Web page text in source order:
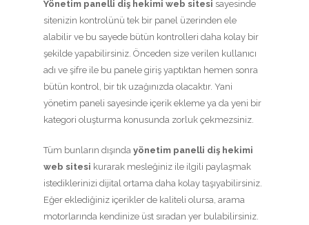
Yönetim panelli diş hekimi web sitesi sayesinde
sitenizin kontrolünü tek bir panel üzerinden ele
alabilir ve bu sayede bütün kontrolleri daha kolay bir
şekilde yapabilirsiniz. Önceden size verilen kullanıcı
adı ve şifre ile bu panele giriş yaptıktan hemen sonra
bütün kontrol, bir tık uzağınızda olacaktır. Yani
yönetim paneli sayesinde içerik ekleme ya da yeni bir
kategori oluşturma konusunda zorluk çekmezsiniz.
Tüm bunların dışında yönetim panelli diş hekimi
web sitesi kurarak mesleğiniz ile ilgili paylaşmak
istediklerinizi dijital ortama daha kolay taşıyabilirsiniz.
Eğer eklediğiniz içerikler de kaliteli olursa, arama
motorlarında kendinize üst sıradan yer bulabilirsiniz.